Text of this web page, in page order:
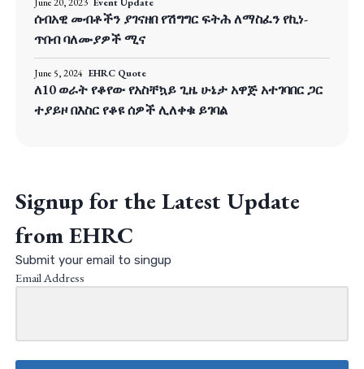
ሰብአዊ መብቶችን ያገናዘበ የሽግግር ፍትሕ ለማስፈን የኪነ-
ጥበብ ባለሙያዎች ሚና
June 5, 2024 EHRC Quote
ለ10 ወራት የቆየው የአስቸኳይ ጊዜ ሁኔታ አዋጅ አተገባበር ጋር
ተያይዞ በእስር የቆዩ ሰዎች ሊለቀቁ ይገባል
Signup for the Latest Update
from EHRC
Submit your email to singup
Email Address